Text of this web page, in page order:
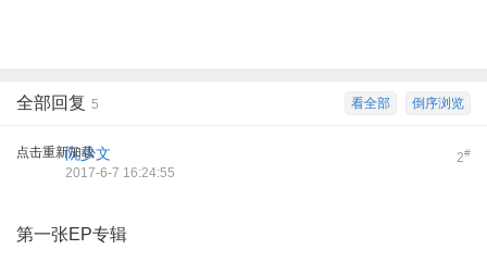
倒序浏览
看全部
全部回复 5
点击重新加载 2#
阮少文
2017-6-7 16:24:55
第一张EP专辑